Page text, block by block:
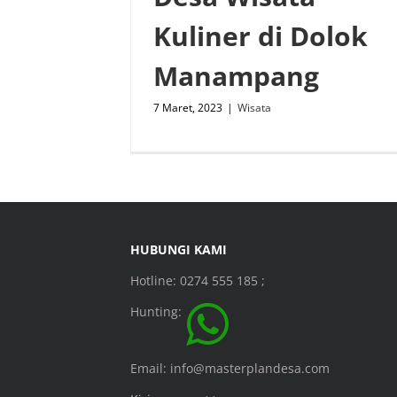
Kuliner di Dolok
Manampang
7 Maret, 2023 | Wisata
HUBUNGI KAMI
Hotline: 0274 555 185 ;
Hunting:
Email: info@masterplandesa.com